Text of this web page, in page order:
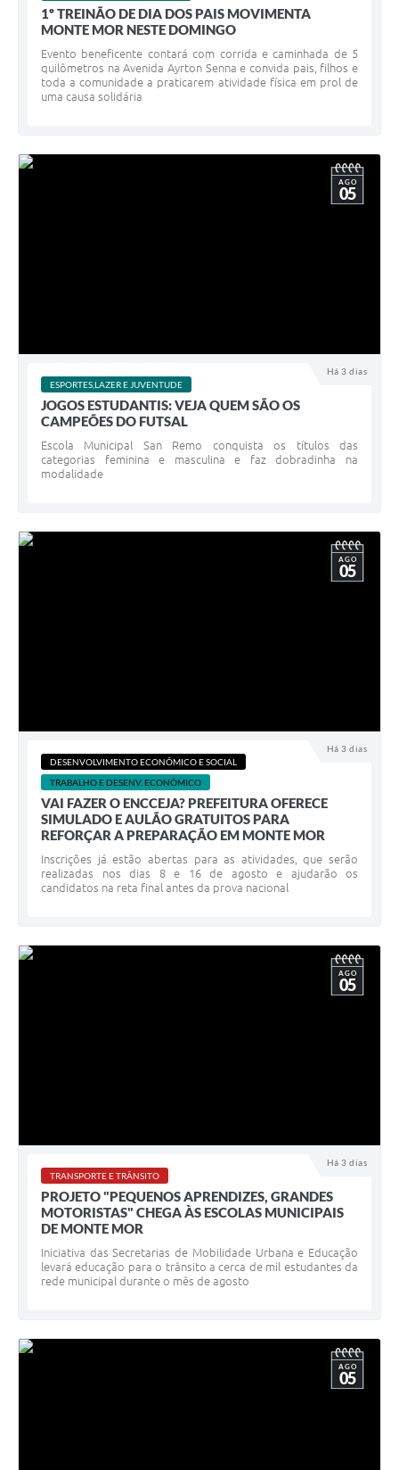
1º TREINÃO DE DIA DOS PAIS MOVIMENTA
MONTE MOR NESTE DOMINGO
Evento beneficente contará com corrida e caminhada de 5
quilômetros na Avenida Ayrton Senna e convida pais, filhos e
toda a comunidade a praticarem atividade física em prol de
uma causa solidária
Há 3 dias
AGO
05
ESPORTES,LAZER E JUVENTUDE
JOGOS ESTUDANTIS: VEJA QUEM SÃO OS
CAMPEÕES DO FUTSAL
Escola Municipal San Remo conquista os títulos das
categorias feminina e masculina e faz dobradinha na
modalidade
Há 3 dias
AGO
05
DESENVOLVIMENTO ECONÔMICO E SOCIAL
TRABALHO E DESENV. ECONÔMICO
VAI FAZER O ENCCEJA? PREFEITURA OFERECE
SIMULADO E AULÃO GRATUITOS PARA
REFORÇAR A PREPARAÇÃO EM MONTE MOR
Inscrições já estão abertas para as atividades, que serão
realizadas nos dias 8 e 16 de agosto e ajudarão os
candidatos na reta final antes da prova nacional
Há 3 dias
AGO
05
TRANSPORTE E TRÂNSITO
PROJETO "PEQUENOS APRENDIZES, GRANDES
MOTORISTAS" CHEGA ÀS ESCOLAS MUNICIPAIS
DE MONTE MOR
Iniciativa das Secretarias de Mobilidade Urbana e Educação
levará educação para o trânsito a cerca de mil estudantes da
rede municipal durante o mês de agosto
AGO
05